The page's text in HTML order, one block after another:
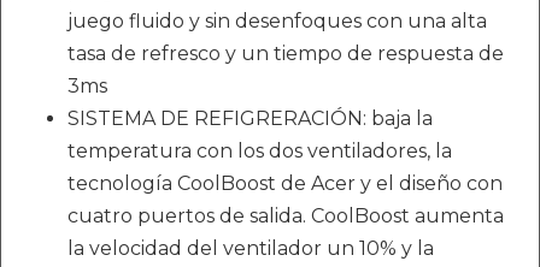
juego fluido y sin desenfoques con una alta
tasa de refresco y un tiempo de respuesta de
3ms
SISTEMA DE REFIGRERACIÓN: baja la
temperatura con los dos ventiladores, la
tecnología CoolBoost de Acer y el diseño con
cuatro puertos de salida. CoolBoost aumenta
la velocidad del ventilador un 10% y la